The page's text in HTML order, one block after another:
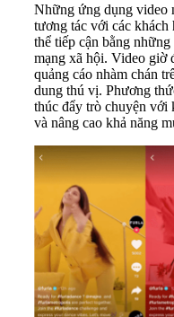
Những ứng dụng video
tương tác với các
thể tiếp cận bằng
mạng xã hội. Video giờ
quảng cáo nhàm chán
dung thú vị. Phương
thúc đẩy trò chuyện với
và nâng cao khả năng